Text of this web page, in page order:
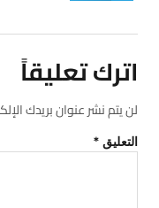
اترك تعليقاً
لن يتم نشر عنوان بريدك
التعليق *